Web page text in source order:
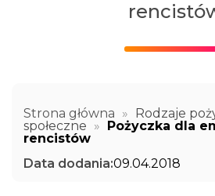
Strona główna » Rodzaje
społeczne » Pożyczka dla
rencistów
Data dodania:09.04.2018